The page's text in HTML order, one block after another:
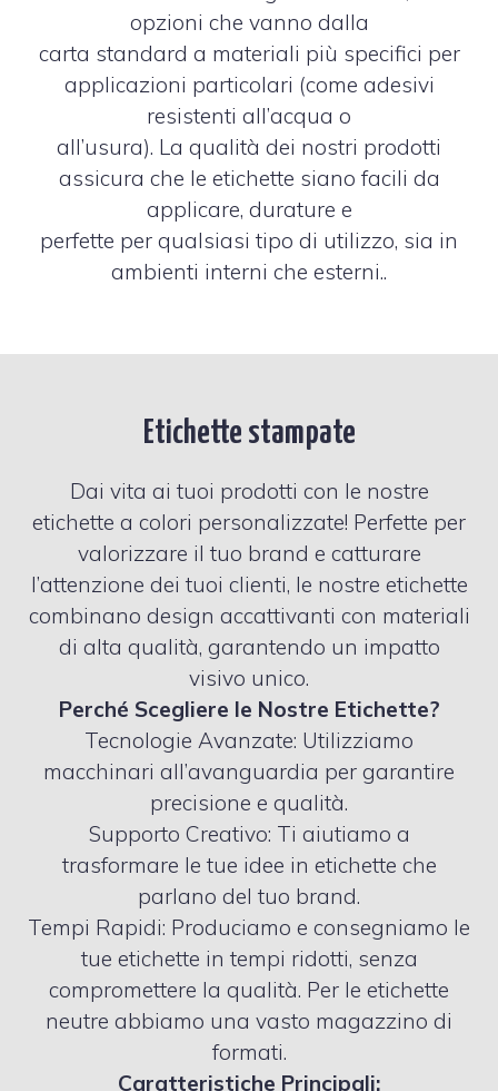
opzioni che vanno dalla
carta standard a materiali più specifici per
applicazioni particolari (come adesivi
resistenti all’acqua o
all’usura). La qualità dei nostri prodotti
assicura che le etichette siano facili da
applicare, durature e
perfette per qualsiasi tipo di utilizzo, sia in
ambienti interni che esterni..
Etichette stampate
Dai vita ai tuoi prodotti con le nostre
etichette a colori personalizzate! Perfette per
valorizzare il tuo brand e catturare
l’attenzione dei tuoi clienti, le nostre etichette
combinano design accattivanti con materiali
di alta qualità, garantendo un impatto
visivo unico.
Perché Scegliere le Nostre Etichette?
Tecnologie Avanzate: Utilizziamo
macchinari all’avanguardia per garantire
precisione e qualità.
Supporto Creativo: Ti aiutiamo a
trasformare le tue idee in etichette che
parlano del tuo brand.
Tempi Rapidi: Produciamo e consegniamo le
tue etichette in tempi ridotti, senza
compromettere la qualità. Per le etichette
neutre abbiamo una vasto magazzino di
formati.
Caratteristiche Principali: